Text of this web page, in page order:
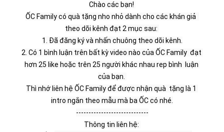
Chào các bạn!
ỐC Family có quà tặng nho nhỏ dành cho các khán giả
theo dõi kênh đạt 2 mục sau:
1. Đã đăng ký và nhấn chuông theo dõi kênh.
2. Có 1 bình luận trên bất kỳ video nào của ỐC Family  đạt
hơn 25 like hoặc trên 25 người khác nhau rep bình  luận
của bạn.
Thì nhớ liên hệ ỐC Family để được nhận quà  tặng là 1
intro ngắn theo mẫu mà ba ỐC có nhé.
-----------------------------
Thông tin liên hệ: